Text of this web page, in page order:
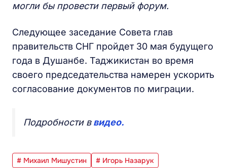
могли бы провести первый форум.
Следующее заседание Совета глав
правительств СНГ пройдет 30 мая будущего
года в Душанбе. Таджикистан во время
своего председательства намерен ускорить
согласование документов по миграции.
Подробности ввидео.
# Михаил Мишустин # Игорь Назарук